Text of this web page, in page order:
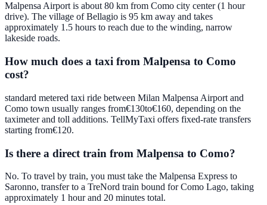
Malpensa Airport is about 80 km from Como city center (1 hour
drive). The village of Bellagio is 95 km away and takes
approximately 1.5 hours to reach due to the winding, narrow
lakeside roads.
How much does a taxi from Malpensa to Como
cost?
standard metered taxi ride between Milan Malpensa Airport and
Como town usually ranges from€130to€160, depending on the
taximeter and toll additions. TellMyTaxi offers fixed-rate transfers
starting from€120.
Is there a direct train from Malpensa to Como?
No. To travel by train, you must take the Malpensa Express to
Saronno, transfer to a TreNord train bound for Como Lago, taking
approximately 1 hour and 20 minutes total.